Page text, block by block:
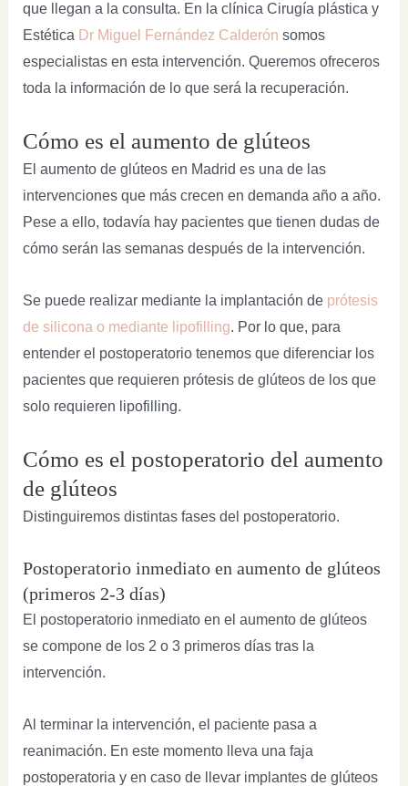
que llegan a la consulta. En la clínica Cirugía plástica y
Estética Dr Miguel Fernández Calderón somos
especialistas en esta intervención. Queremos ofreceros
toda la información de lo que será la recuperación.
Cómo es el aumento de glúteos
El aumento de glúteos en Madrid es una de las
intervenciones que más crecen en demanda año a año.
Pese a ello, todavía hay pacientes que tienen dudas de
cómo serán las semanas después de la intervención.
Se puede realizar mediante la implantación de prótesis
de silicona o mediante lipofilling. Por lo que, para
entender el postoperatorio tenemos que diferenciar los
pacientes que requieren prótesis de glúteos de los que
solo requieren lipofilling.
Cómo es el postoperatorio del aumento
de glúteos
Distinguiremos distintas fases del postoperatorio.
Postoperatorio inmediato en aumento de glúteos
(primeros 2-3 días)
El postoperatorio inmediato en el aumento de glúteos
se compone de los 2 o 3 primeros días tras la
intervención.
Al terminar la intervención, el paciente pasa a
reanimación. En este momento lleva una faja
postoperatoria y en caso de llevar implantes de glúteos